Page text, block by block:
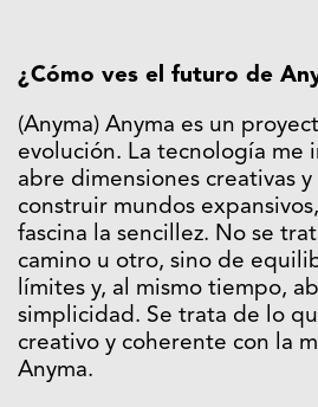
¿Cómo ves el futuro de
(Anyma) Anyma es un
evolución. La tecnología me
abre dimensiones creativas
construir mundos
fascina la sencillez. No se
camino u otro, sino de
límites y, al mismo tiempo,
simplicidad. Se trata de lo
creativo y coherente con la
Anyma.